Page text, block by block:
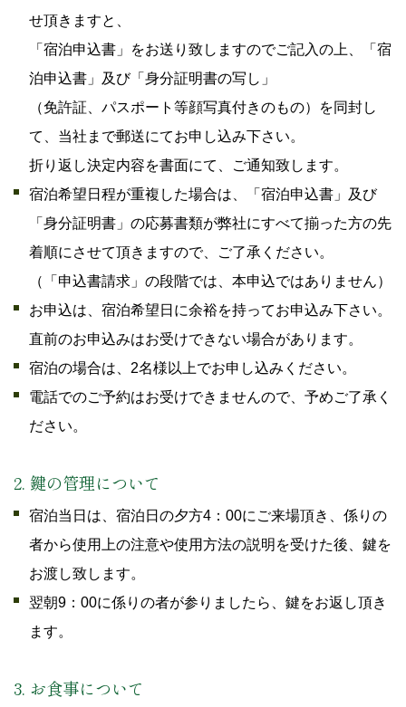
せ頂きますと、
「宿泊申込書」をお送り致しますのでご記入の上、「宿
泊申込書」及び「身分証明書の写し」
（免許証、パスポート等顔写真付きのもの）を同封し
て、当社まで郵送にてお申し込み下さい。
折り返し決定内容を書面にて、ご通知致します。
宿泊希望日程が重複した場合は、「宿泊申込書」及び
「身分証明書」の応募書類が弊社にすべて揃った方の先
着順にさせて頂きますので、ご了承ください。
（「申込書請求」の段階では、本申込ではありません）
お申込は、宿泊希望日に余裕を持ってお申込み下さい。
直前のお申込みはお受けできない場合があります。
宿泊の場合は、2名様以上でお申し込みください。
電話でのご予約はお受けできませんので、予めご了承く
ださい。
2. 鍵の管理について
宿泊当日は、宿泊日の夕方4：00にご来場頂き、係りの
者から使用上の注意や使用方法の説明を受けた後、鍵を
お渡し致します。
翌朝9：00に係りの者が参りましたら、鍵をお返し頂き
ます。
3. お食事について